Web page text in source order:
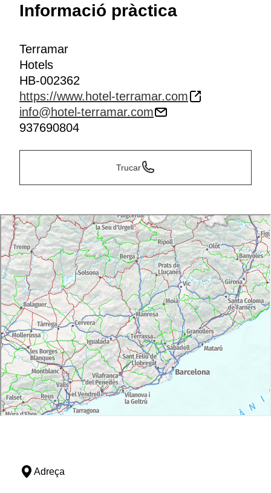
Informació pràctica
Terramar
Hotels
HB-002362
https://www.hotel-terramar.com
info@hotel-terramar.com
937690804
Trucar
Adreça